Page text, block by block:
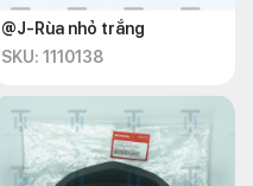
@J-Rùa nhỏ trắng
SKU: 1110138